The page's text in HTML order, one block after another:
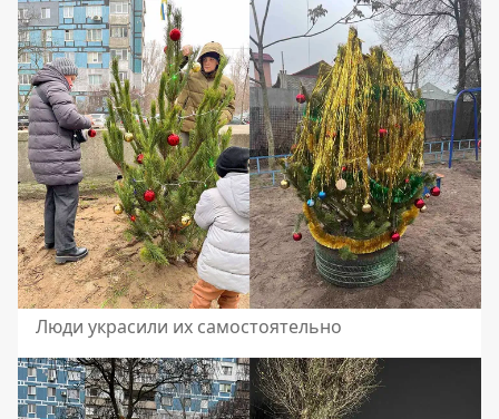
Люди украсили их самостоятельно